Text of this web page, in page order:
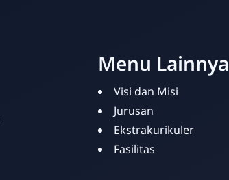
Menu Lainnya
Visi dan Misi
Jurusan
Ekstrakurikuler
Fasilitas